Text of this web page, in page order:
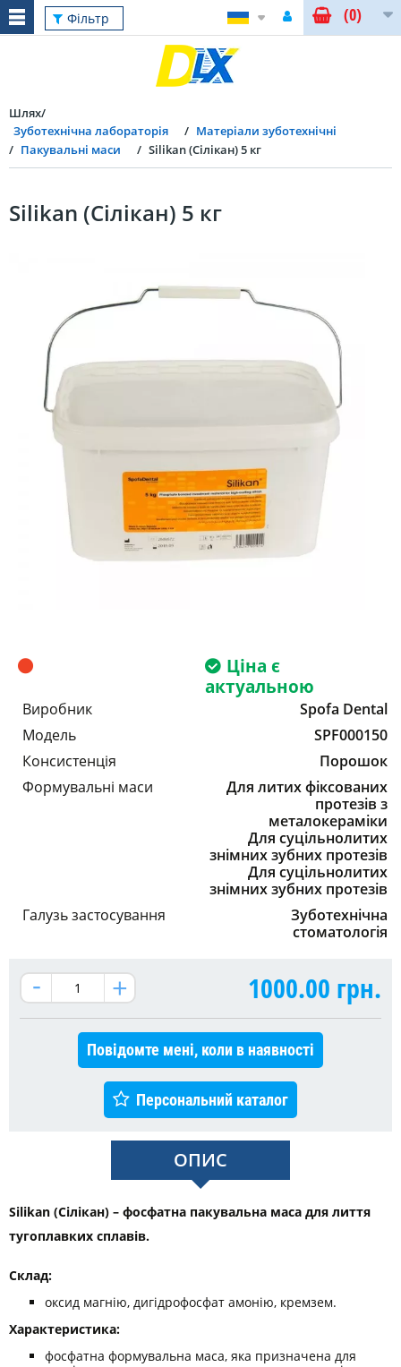
Фільтр (0)
Шлях
Зуботехнічна лабораторія
Матеріали зуботехнічні
Пакувальні маси
Silikan (Сілікан) 5 кг
Silikan (Сілікан) 5 кг
Ціна є
актуальною
Виробник
Spofa Dental
Модель
SPF000150
Консистенція
Порошок
Формувальні маси
Для литих фіксованих
протезів з
металокераміки
Для суцільнолитих
знімних зубних протезів
Для суцільнолитих
знімних зубних протезів
Галузь застосування
Зуботехнічна
стоматологія
1000.00 грн.
Повідомте мені, коли в наявності
Персональний каталог
ОПИС
Silikan (Сілікан) – фосфатна пакувальна маса для лиття
тугоплавких сплавів.
Склад:
оксид магнію, дигідрофосфат амонію, кремзем.
Характеристика:
фосфатна формувальна маса, яка призначена для